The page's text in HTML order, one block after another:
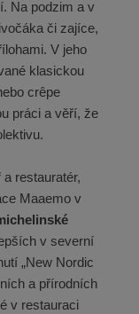
Na podzim a v
či zajíce,
V jeho
klasickou
crêpe
práci a věří, že
restauratér,
Maaemo v
v severní
„New Nordic
a přírodních
v restauraci